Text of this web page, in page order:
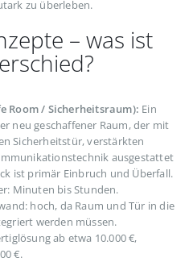
zu überleben.
– was ist
Room / Sicherheitsraum): Ein
neu geschaffener Raum, der mit
Sicherheitstür, verstärkten
ausgestattet
ist primär Einbruch und Überfall.
Minuten bis Stunden.
hoch, da Raum und Tür in die
werden müssen.
ab etwa 10.000 €,
€.